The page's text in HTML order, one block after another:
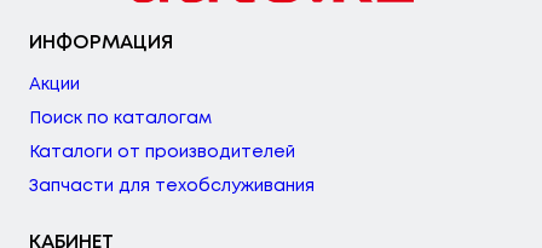
ИНФОРМАЦИЯ
Акции
Поиск по каталогам
Каталоги от производителей
Запчасти для техобслуживания
КАБИНЕТ